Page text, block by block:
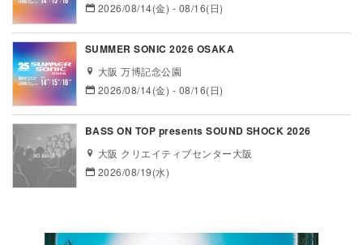
2026/08/14(金) - 08/16(日)
SUMMER SONIC 2026 OSAKA
大阪 万博記念公園
2026/08/14(金) - 08/16(日)
BASS ON TOP presents SOUND SHOCK 2026
大阪 クリエイティブセンター大阪
2026/08/19(水)